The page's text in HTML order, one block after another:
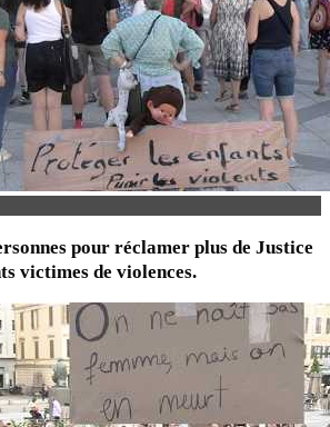
pour réclamer plus de Justice
victimes de violences.